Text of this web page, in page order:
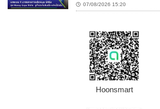
07/08/2026 15:20
Hoonsmart